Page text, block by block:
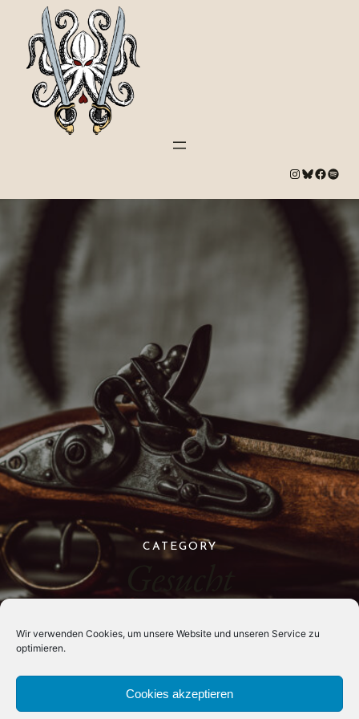
Wir verwenden Cookies, um unsere Website und unseren Service zu
optimieren.
Cookies akzeptieren
# Bluesky # Spotify
CATEGORY